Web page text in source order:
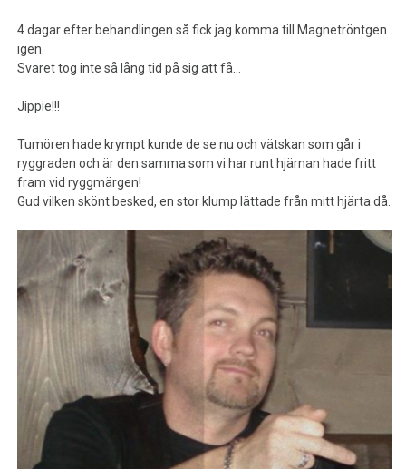
4 dagar efter behandlingen så fick jag komma till Magnetröntgen
igen.
Svaret tog inte så lång tid på sig att få…
Jippie!!!
Tumören hade krympt kunde de se nu och vätskan som går i
ryggraden och är den samma som vi har runt hjärnan hade fritt
fram vid ryggmärgen!
Gud vilken skönt besked, en stor klump lättade från mitt hjärta då.